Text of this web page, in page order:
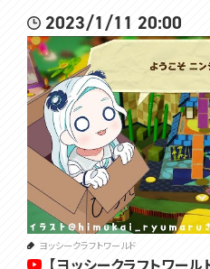
2023/1/11 20:00
ヨッシークラフトワールド
【ヨッシークラフトワー